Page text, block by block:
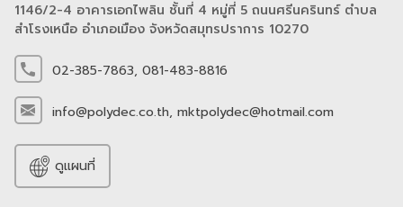
1146/2-4 อาคารเอกไพลิน ชั้นที่ 4 หมู่ที่ 5 ถนนศรีนครินทร์ ตำบล
สำโรงเหนือ อำเภอเมือง จังหวัดสมุทรปราการ 10270
02-385-7863, 081-483-8816
info@polydec.co.th, mktpolydec@hotmail.com
ดูแผนที่